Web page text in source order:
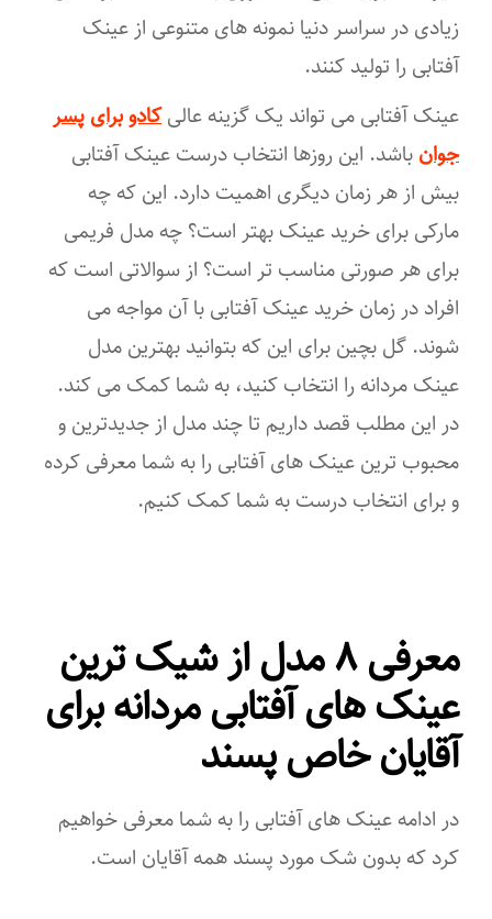
زیادی در سراسر دنیا نمونه های متنوعی از عینک
آفتابی را تولید کنند.
عینک آفتابی می تواند یک گزینه عالیکادو برای پسر
جوانباشد. این روزها انتخاب درست عینک آفتابی
بیش از هر زمان دیگری اهمیت دارد. این که چه
مارکی برای خرید عینک بهتر است؟ چه مدل فریمی
برای هر صورتی مناسب تر است؟ از سوالاتی است که
افراد در زمان خرید عینک آفتابی با آن مواجه می
شوند. گل بچین برای این که بتوانید بهترین مدل
عینک مردانه را انتخاب کنید، به شما کمک می کند.
در این مطلب قصد داریم تا چند مدل از جدیدترین و
محبوب ترین عینک های آفتابی را به شما معرفی کرده
و برای انتخاب درست به شما کمک کنیم.
معرفی ۸ مدل از شیک ترین
عینک های آفتابی مردانه برای
آقایان خاص پسند
در ادامه عینک های آفتابی را به شما معرفی خواهیم
کرد که بدون شک مورد پسند همه آقایان است.